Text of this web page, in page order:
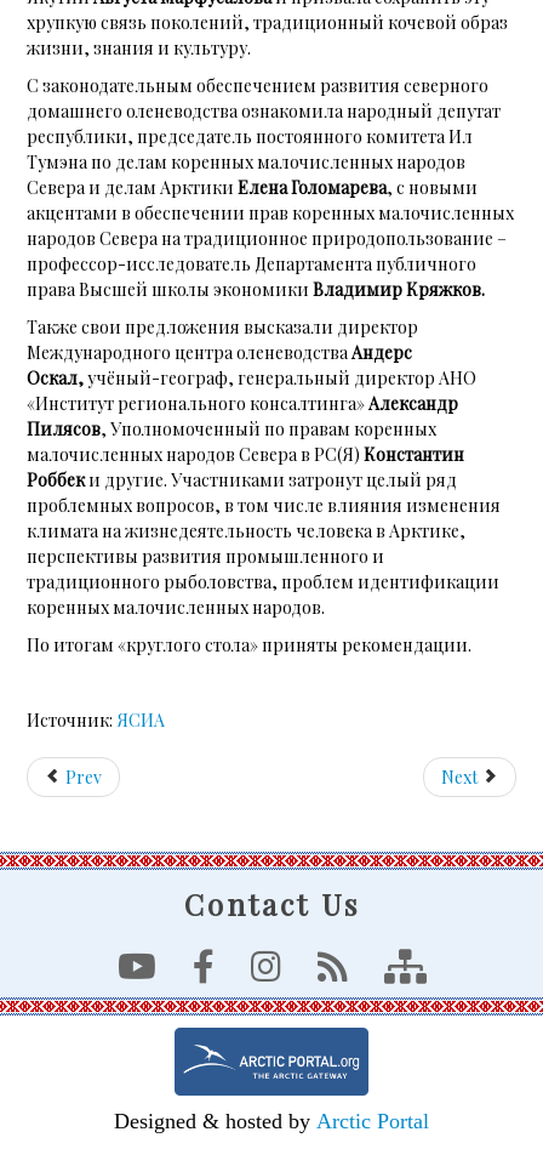
хрупкую связь поколений, традиционный кочевой образ
жизни, знания и культуру.
С законодательным обеспечением развития северного
домашнего оленеводства ознакомила народный депутат
республики, председатель постоянного комитета Ил
Тумэна по делам коренных малочисленных народов
Севера и делам АрктикиЕлена Голомарева, с новыми
акцентами в обеспечении прав коренных малочисленных
народов Севера на традиционное природопользование –
профессор-исследователь Департамента публичного
права Высшей школы экономикиВладимир Кряжков.
Также свои предложения высказали директор
Международного центра оленеводстваАндерс
Оскал,учёный-географ, генеральный директор АНО
«Институт регионального консалтинга»Александр
Пилясов, Уполномоченный по правам коренных
малочисленных народов Севера в РС(Я)Константин
Роббеки другие. Участниками затронут целый ряд
проблемных вопросов, в том числе влияния изменения
климата на жизнедеятельность человека в Арктике,
перспективы развития промышленного и
традиционного рыболовства, проблем идентификации
коренных малочисленных народов.
По итогам «круглого стола» приняты рекомендации.
Источник:ЯСИА
Prev Next
Contact Us
Designed & hosted by Arctic Portal